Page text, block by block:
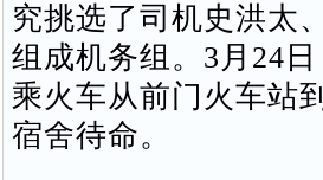
究挑选了司机史洪太
组成机务组。3月24
乘火车从前门火车站
宿舍待命。